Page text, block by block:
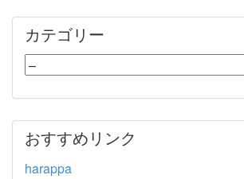
カテゴリー
おすすめリンク
harappa